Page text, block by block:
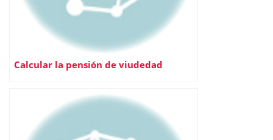
Calcular la pensión de viudedad